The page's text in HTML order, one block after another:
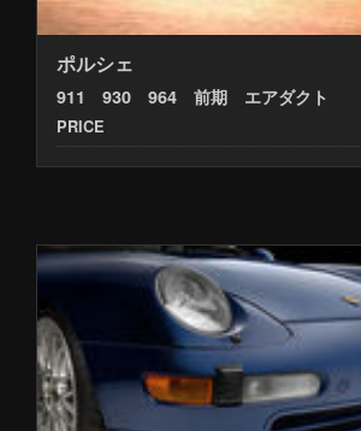
ポルシェ
911 930 964 前期 エアダクト
PRICE